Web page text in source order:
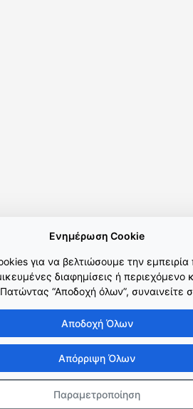
Ενημέρωση Cookie
για να βελτιώσουμε την
διαφημίσεις ή περιεχόμενο
“Αποδοχή όλων”, συναινείτε
Αποδοχή Όλων
Απόρριψη Όλων
Παραμετροποίηση